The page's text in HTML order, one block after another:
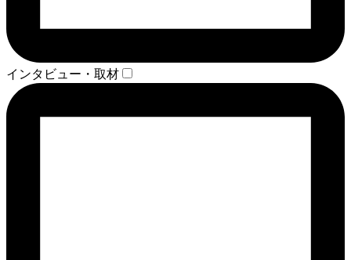
インタビュー・取材